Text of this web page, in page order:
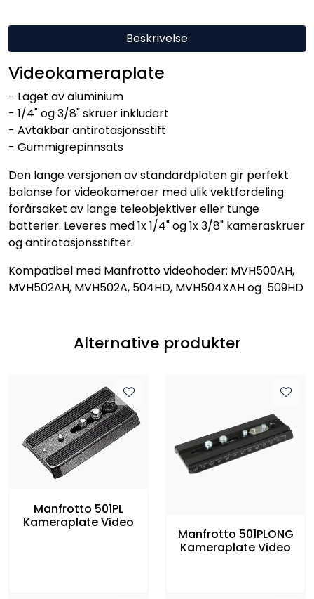
Beskrivelse
Videokameraplate
- Laget av aluminium
- 1/4" og 3/8" skruer inkludert
- Avtakbar antirotasjonsstift
- Gummigrepinnsats
Den lange versjonen av standardplaten gir perfekt
balanse for videokameraer med ulik vektfordeling
forårsaket av lange teleobjektiver eller tunge
batterier. Leveres med 1x 1/4" og 1x 3/8" kameraskruer
og antirotasjonsstifter.
Kompatibel med Manfrotto videohoder: MVH500AH,
MVH502AH, MVH502A, 504HD, MVH504XAH og 509HD
Alternative produkter
Manfrotto 501PL
Kameraplate Video
Manfrotto 501PLONG
Kameraplate Video